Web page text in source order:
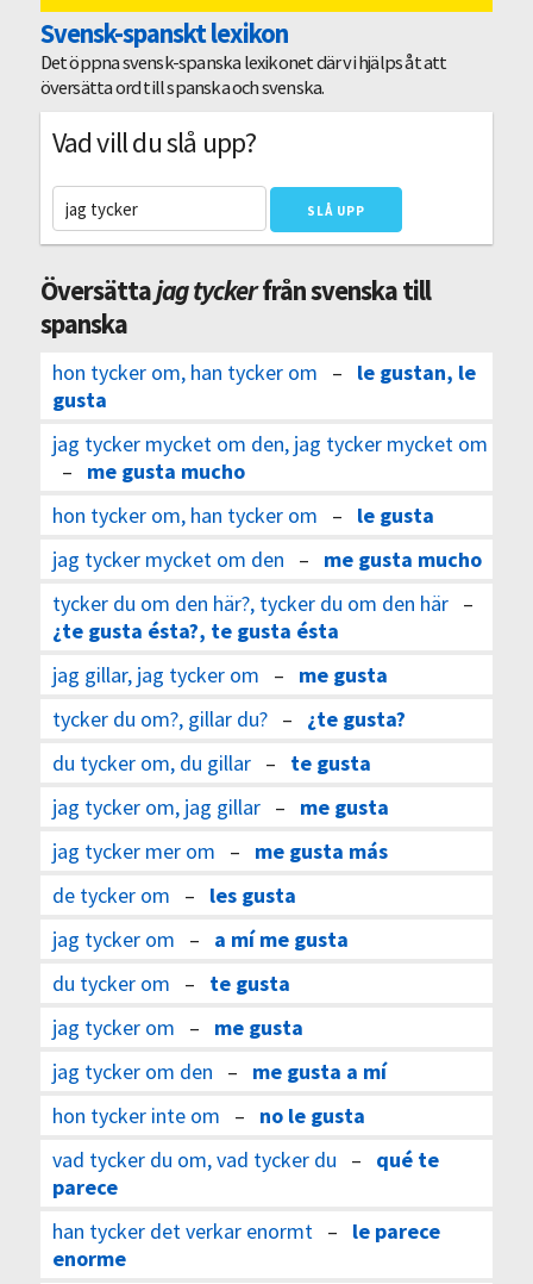
Svensk-spanskt lexikon
Det öppna svensk-spanska lexikonet där vi hjälps åt att
översätta ord till spanska och svenska.
Vad vill du slå upp?
Översättajag tyckerfrån svenska till
spanska
hon tycker om, han tycker om – le gustan, le
gusta
jag tycker mycket om den, jag tycker mycket om
– me gusta mucho
hon tycker om, han tycker om – le gusta
jag tycker mycket om den – me gusta mucho
tycker du om den här?, tycker du om den här–
¿te gusta ésta?, te gusta ésta
jag gillar, jag tycker om – me gusta
tycker du om?, gillar du?– ¿te gusta?
du tycker om, du gillar– te gusta
jag tycker om, jag gillar– me gusta
jag tycker mer om – me gusta más
de tycker om – les gusta
jag tycker om – a mí me gusta
du tycker om – te gusta
jag tycker om – me gusta
jag tycker om den – me gusta a mí
hon tycker inte om – no le gusta
vad tycker du om, vad tycker du – qué te
parece
han tycker det verkar enormt – le parece
enorme